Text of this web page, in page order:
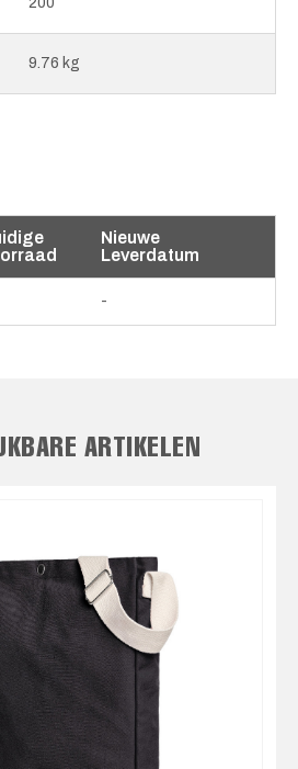
9.76 kg
Nieuwe
Leverdatum
-
ARTIKELEN